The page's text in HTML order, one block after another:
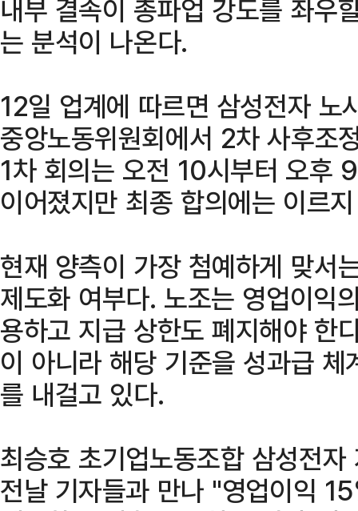
내부 결속이 총파업 강도를 좌우
는 분석이 나온다.
12일 업계에 따르면 삼성전자 노
중앙노동위원회에서 2차 사후조
1차 회의는 오전 10시부터 오후
이어졌지만 최종 합의에는 이르
현재 양측이 가장 첨예하게 맞서
제도화 여부다. 노조는 영업이익
용하고 지급 상한도 폐지해야 한
이 아니라 해당 기준을 성과급
를 내걸고 있다.
최승호 초기업노동조합 삼성전
전날 기자들과 만나 "영업이익